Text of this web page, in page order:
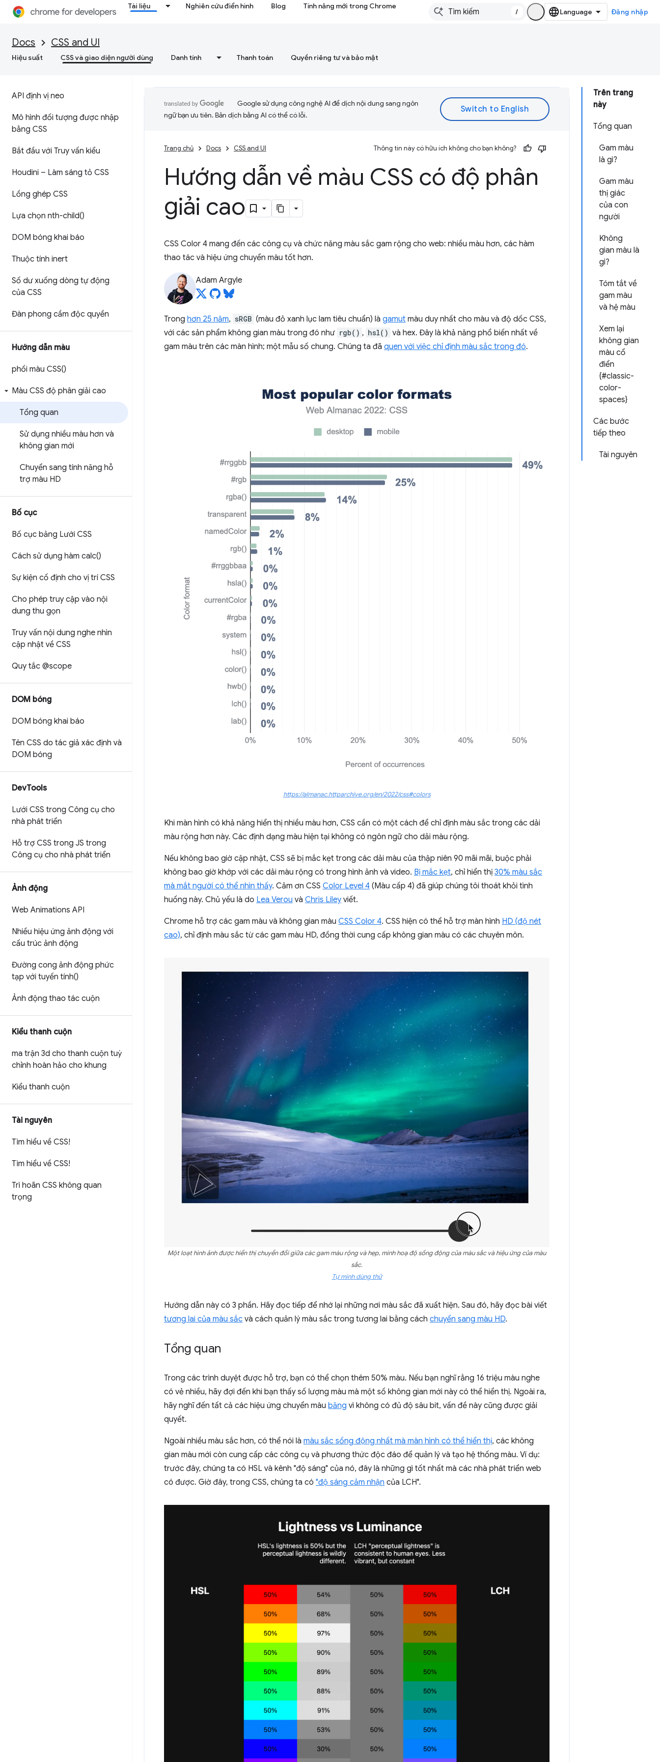
Tài liệu Nghiên cứu điển hình Blog Tính năng mới trong Chrome
/ Đăng nhập
Docs CSS and UI
Hiệu suất CSS và giao diện người dùng Danh tính Thanh toán Quyền riêng tư và bảo mật
API định vị neo
Mô hình đối tượng được nhập
bằng CSS
Bắt đầu với Truy vấn kiểu
Houdini – Làm sáng tỏ CSS
Lồng ghép CSS
Lựa chọn nth-child()
DOM bóng khai báo
Thuộc tính inert
Số dư xuống dòng tự động
của CSS
Đàn phong cầm độc quyền
Hướng dẫn màu
phối màu CSS()
Màu CSS độ phân giải cao
Tổng quan
Sử dụng nhiều màu hơn và
không gian mới
Chuyển sang tính năng hỗ
trợ màu HD
Bố cục
Bố cục bảng Lưới CSS
Cách sử dụng hàm calc()
Sự kiện cố định cho vị trí CSS
Cho phép truy cập vào nội
dung thu gọn
Truy vấn nội dung nghe nhìn
cập nhật về CSS
Quy tắc @scope
DOM bóng
DOM bóng khai báo
Tên CSS do tác giả xác định và
DOM bóng
DevTools
Lưới CSS trong Công cụ cho
nhà phát triển
Hỗ trợ CSS trong JS trong
Công cụ cho nhà phát triển
Ảnh động
Web Animations API
Nhiều hiệu ứng ảnh động với
cấu trúc ảnh động
Đường cong ảnh động phức
tạp với tuyến tính()
Ảnh động thao tác cuộn
Kiểu thanh cuộn
ma trận 3d cho thanh cuộn tuỳ
chỉnh hoàn hảo cho khung
Kiểu thanh cuộn
Tài nguyên
Tìm hiểu về CSS!
Tìm hiểu về CSS!
Trì hoãn CSS không quan
trọng
Trên trang
này
Tổng quan
Gam màu
là gì?
Gam màu
thị giác
của con
người
Không
gian màu là
gì?
Tóm tắt về
gam màu
và hệ màu
Xem lại
không gian
màu cổ
điển
{#classic-
color-
spaces}
Các bước
tiếp theo
Tài nguyên
Google sử dụng công nghệ AI để dịch nội dung sang ngôn
ngữ bạn ưu tiên. Bản dịch bằng AI có thể có lỗi.
Trang chủ Docs CSS and UI Thông tin này có hữu ích không cho bạn không?
Hướng dẫn về màu CSS có độ phân
giải cao
CSS Color 4 mang đến các công cụ và chức năng màu sắc gam rộng cho web: nhiều màu hơn, các hàm
thao tác và hiệu ứng chuyển màu tốt hơn.
Adam Argyle
Trong hơn 25 năm, sRGB (màu đỏ xanh lục lam tiêu chuẩn) là gamut màu duy nhất cho màu và độ dốc CSS,
với các sản phẩm không gian màu trong đó như rgb() , hsl() và hex. Đây là khả năng phổ biến nhất về
gam màu trên các màn hình; một mẫu số chung. Chúng ta đã quen với việc chỉ định màu sắc trong đó.
https://almanac.httparchive.org/en/2022/css#colors
Khi màn hình có khả năng hiển thị nhiều màu hơn, CSS cần có một cách để chỉ định màu sắc trong các dải
màu rộng hơn này. Các định dạng màu hiện tại không có ngôn ngữ cho dải màu rộng.
Nếu không bao giờ cập nhật, CSS sẽ bị mắc kẹt trong các dải màu của thập niên 90 mãi mãi, buộc phải
không bao giờ khớp với các dải màu rộng có trong hình ảnh và video. Bị mắc kẹt, chỉ hiển thị 30% màu sắc
mà mắt người có thể nhìn thấy. Cảm ơn CSS Color Level 4 (Màu cấp 4) đã giúp chúng tôi thoát khỏi tình
huống này. Chủ yếu là do Lea Verou và Chris Liley viết.
Chrome hỗ trợ các gam màu và không gian màu CSS Color 4. CSS hiện có thể hỗ trợ màn hình HD (độ nét
cao), chỉ định màu sắc từ các gam màu HD, đồng thời cung cấp không gian màu có các chuyên môn.
Một loạt hình ảnh được hiển thị chuyển đổi giữa các gam màu rộng và hẹp, minh hoạ độ sống động của màu sắc và hiệu ứng của màu
sắc.
Tự mình dùng thử
Hướng dẫn này có 3 phần. Hãy đọc tiếp để nhớ lại những nơi màu sắc đã xuất hiện. Sau đó, hãy đọc bài viết
tương lai của màu sắc và cách quản lý màu sắc trong tương lai bằng cách chuyển sang màu HD.
Tổng quan
Trong các trình duyệt được hỗ trợ, bạn có thể chọn thêm 50% màu. Nếu bạn nghĩ rằng 16 triệu màu nghe
có vẻ nhiều, hãy đợi đến khi bạn thấy số lượng màu mà một số không gian mới này có thể hiển thị. Ngoài ra,
hãy nghĩ đến tất cả các hiệu ứng chuyển màu băng vì không có đủ độ sâu bit, vấn đề này cũng được giải
quyết.
Ngoài nhiều màu sắc hơn, có thể nói là màu sắc sống động nhất mà màn hình có thể hiển thị, các không
gian màu mới còn cung cấp các công cụ và phương thức độc đáo để quản lý và tạo hệ thống màu. Ví dụ:
trước đây, chúng ta có HSL và kênh "độ sáng" của nó, đây là những gì tốt nhất mà các nhà phát triển web
có được. Giờ đây, trong CSS, chúng ta có "độ sáng cảm nhận của LCH".